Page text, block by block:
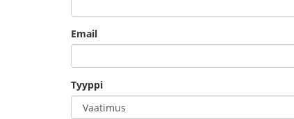
Email
Tyyppi